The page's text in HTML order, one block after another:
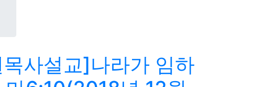
사설교]나라가 임하